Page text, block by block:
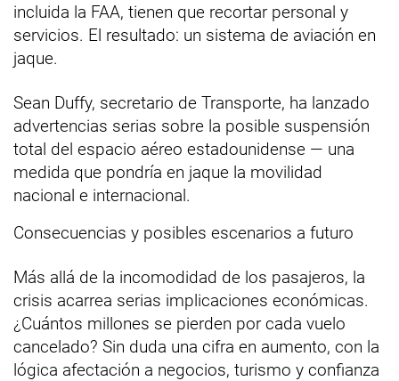
incluida la FAA, tienen que recortar personal y
servicios. El resultado: un sistema de aviación en
jaque.
Sean Duffy, secretario de Transporte, ha lanzado
advertencias serias sobre la posible suspensión
total del espacio aéreo estadounidense — una
medida que pondría en jaque la movilidad
nacional e internacional.
Consecuencias y posibles escenarios a futuro
Más allá de la incomodidad de los pasajeros, la
crisis acarrea serias implicaciones económicas.
¿Cuántos millones se pierden por cada vuelo
cancelado? Sin duda una cifra en aumento, con la
lógica afectación a negocios, turismo y confianza